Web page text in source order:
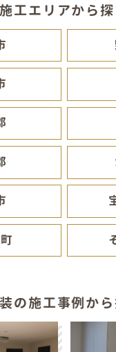
施工エリアから
の施工事例か